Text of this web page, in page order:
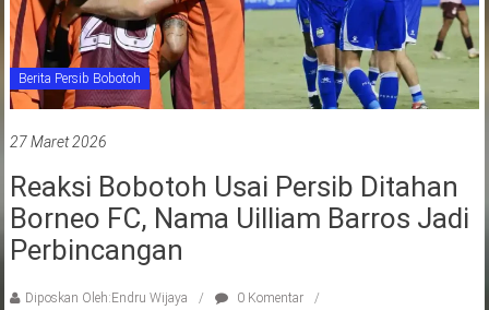
Berita Persib Bobotoh
27 Maret 2026
Reaksi Bobotoh Usai Persib Ditahan
Borneo FC, Nama Uilliam Barros Jadi
Perbincangan
Diposkan Oleh:Endru Wijaya
0 Komentar